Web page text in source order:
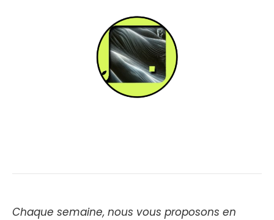
Chaque semaine, nous vous proposons en